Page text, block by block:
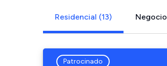
Residencial (13)
Patrocinado